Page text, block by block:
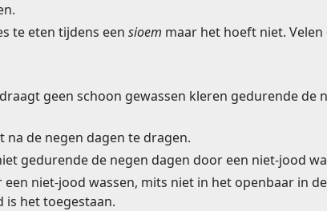
te eten tijdens eensioem maar het hoeft niet. Velen
geen schoon gewassen kleren gedurende de
de negen dagen te dragen.
gedurende de negen dagen door een niet-jood
een niet-jood wassen, mits niet in het openbaar in
is het toegestaan.